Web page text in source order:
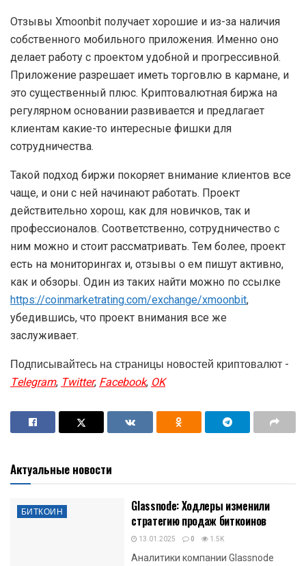
Отзывы Xmoonbit получает хорошие и из-за наличия
собственного мобильного приложения. Именно оно
делает работу с проектом удобной и прогрессивной.
Приложение разрешает иметь торговлю в кармане, и
это существенный плюс. Криптовалютная биржа на
регулярном основании развивается и предлагает
клиентам какие-то интересные фишки для
сотрудничества.
Такой подход биржи покоряет внимание клиентов все
чаще, и они с ней начинают работать. Проект
действительно хорош, как для новичков, так и
профессионалов. Соответственно, сотрудничество с
ним можно и стоит рассматривать. Тем более, проект
есть на мониторингах и, отзывы о ем пишут активно,
как и обзоры. Один из таких найти можно по ссылке
https://coinmarketrating.com/exchange/xmoonbit,
убедившись, что проект внимания все же
заслуживает.
Подписывайтесь на страницы новостей криптовалют -
Telegram, Twitter, Facebook, OK
Актуальные новости
БИТКОИН
Glassnode: Ходлеры изменили
стратегию продаж биткоинов
13.01.2025 0 1.5K
Аналитики компании Glassnode